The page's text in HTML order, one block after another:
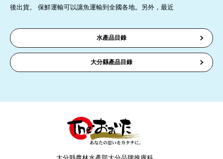
後出貨。 保鮮運輸可以讓魚運輸到全國各地。另外，最近
水產品目錄
大分縣產品目錄